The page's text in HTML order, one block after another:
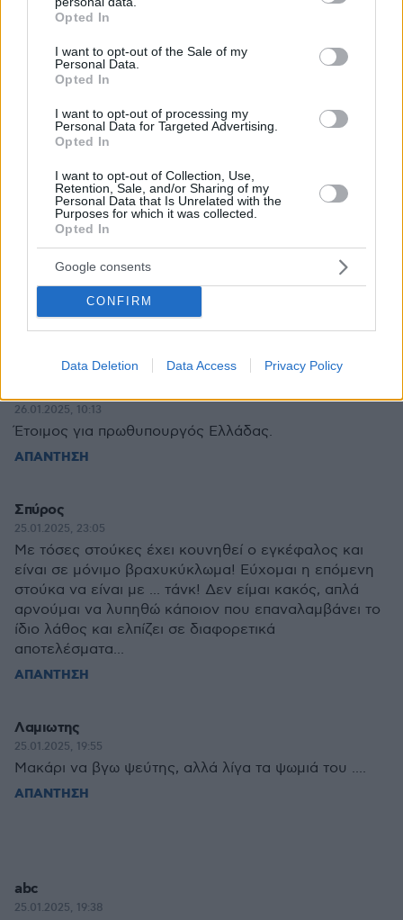
grant or deny consent to Google and its third-party tags to
use your data for below specified purposes in below Google
consent section.
Opted In
I want to opt-out of the Sale of my
Personal Data.
Opted In
I want to opt-out of processing my
Personal Data for Targeted Advertising.
Opted In
I want to opt-out of Collection, Use,
Retention, Sale, and/or Sharing of my
Personal Data that Is Unrelated with the
Purposes for which it was collected.
Opted In
Google consents
CONFIRM
Data Deletion Data Access Privacy Policy
μεγάλων έργων
30.07.2026, 15:25
Διασκεδάζουμε υπεύθυνα, επιστρέφουμε με ασφάλεια
ΣΧΟΛΙΑ (26)
ΠΡΟΣΘΗΚΗ ΣΧΟΛΙΟΥ
kickboxer
26.01.2025, 22:18
κανένα παιδί από δικό μας τσαντίρι γιατί δεν πήρε;
26.01.2025, 10:13
Έτοιμος για πρωθυπουργός Ελλάδας.
ΑΠΑΝΤΗΣΗ
Σπύρος
25.01.2025, 23:05
Με τόσες στούκες έχει κουνηθεί ο εγκέφαλος και
είναι σε μόνιμο βραχυκύκλωμα! Εύχομαι η επόμενη
στούκα να είναι με ... τάνκ! Δεν είμαι κακός, απλά
αρνούμαι να λυπηθώ κάποιον που επαναλαμβάνει το
ίδιο λάθος και ελπίζει σε διαφορετικά
αποτελέσματα...
ΑΠΑΝΤΗΣΗ
Λαμιωτης
25.01.2025, 19:55
Μακάρι να βγω ψεύτης, αλλά λίγα τα ψωμιά του ....
ΑΠΑΝΤΗΣΗ
abc
25.01.2025, 19:38